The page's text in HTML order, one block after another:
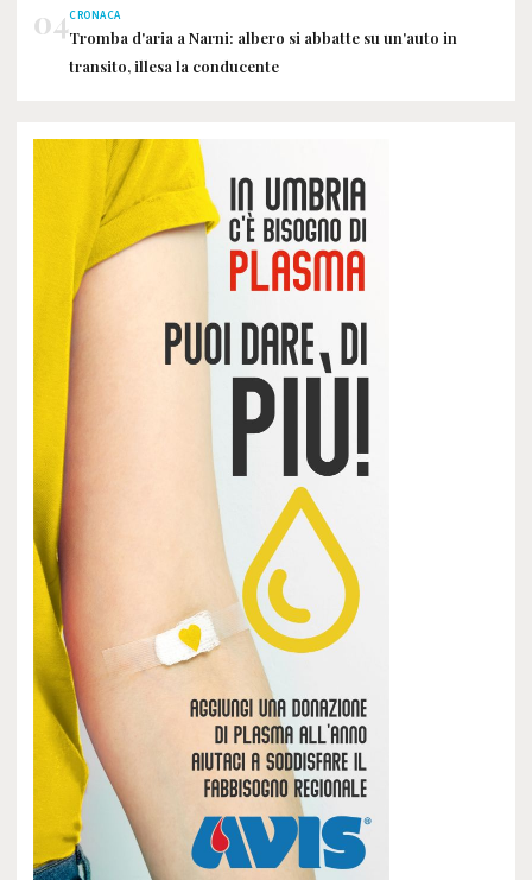
04CRONACA
Tromba d'aria a Narni: albero si abbatte su un'auto in
transito, illesa la conducente